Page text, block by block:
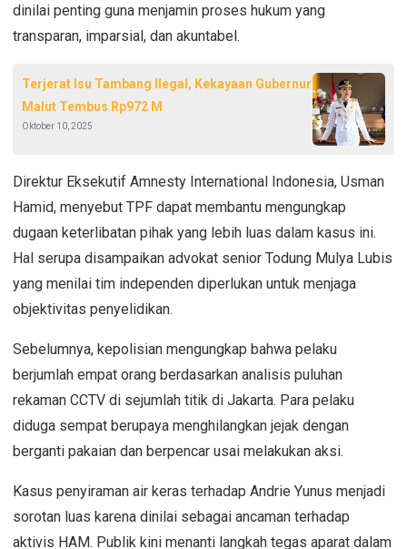
dinilai penting guna menjamin proses hukum yang
transparan, imparsial, dan akuntabel.
Terjerat Isu Tambang Ilegal, Kekayaan Gubernur
Malut Tembus Rp972 M
Oktober 10, 2025
Direktur Eksekutif Amnesty International Indonesia, Usman
Hamid, menyebut TPF dapat membantu mengungkap
dugaan keterlibatan pihak yang lebih luas dalam kasus ini.
Hal serupa disampaikan advokat senior Todung Mulya Lubis
yang menilai tim independen diperlukan untuk menjaga
objektivitas penyelidikan.
Sebelumnya, kepolisian mengungkap bahwa pelaku
berjumlah empat orang berdasarkan analisis puluhan
rekaman CCTV di sejumlah titik di Jakarta. Para pelaku
diduga sempat berupaya menghilangkan jejak dengan
berganti pakaian dan berpencar usai melakukan aksi.
Kasus penyiraman air keras terhadap Andrie Yunus menjadi
sorotan luas karena dinilai sebagai ancaman terhadap
aktivis HAM. Publik kini menanti langkah tegas aparat dalam